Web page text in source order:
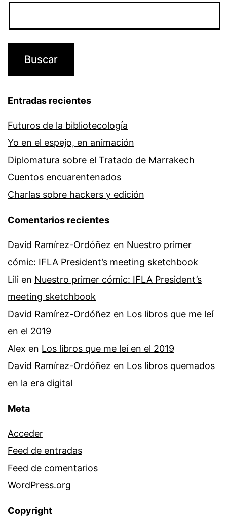
Entradas recientes
Futuros de la bibliotecología
Yo en el espejo, en animación
Diplomatura sobre el Tratado de Marrakech
Cuentos encuarentenados
Charlas sobre hackers y edición
Comentarios recientes
David Ramírez-Ordóñez en Nuestro primer
cómic: IFLA President’s meeting sketchbook
Lili en Nuestro primer cómic: IFLA President’s
meeting sketchbook
David Ramírez-Ordóñez en Los libros que me leí
en el 2019
Alex en Los libros que me leí en el 2019
David Ramírez-Ordóñez en Los libros quemados
en la era digital
Meta
Acceder
Feed de entradas
Feed de comentarios
WordPress.org
Copyright